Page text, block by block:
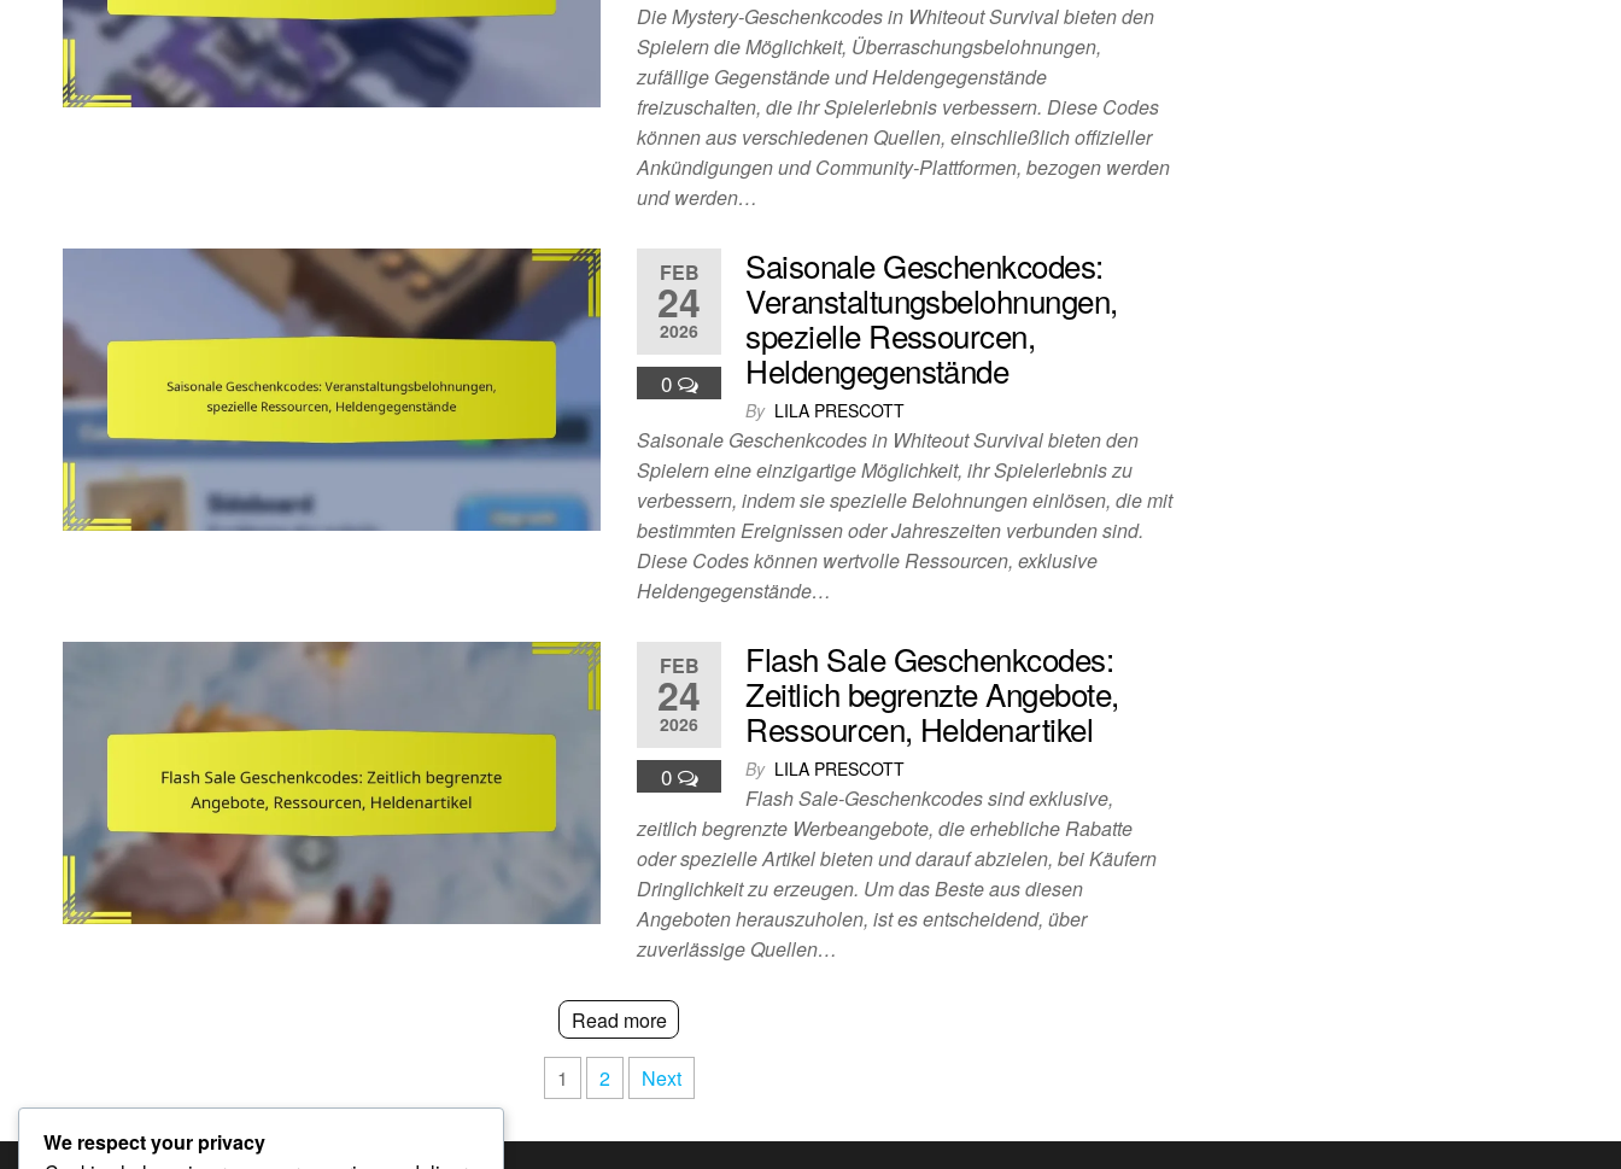
Die Mystery-Geschenkcodes in Whiteout Survival bieten den
Spielern die Möglichkeit, Überraschungsbelohnungen,
zufällige Gegenstände und Heldengegenstände
freizuschalten, die ihr Spielerlebnis verbessern. Diese Codes
können aus verschiedenen Quellen, einschließlich offizieller
Ankündigungen und Community-Plattformen, bezogen werden
und werden…
FEB
24
2026
0
Saisonale Geschenkcodes:
Veranstaltungsbelohnungen,
spezielle Ressourcen,
Heldengegenstände
By LILA PRESCOTT
Saisonale Geschenkcodes in Whiteout Survival bieten den
Spielern eine einzigartige Möglichkeit, ihr Spielerlebnis zu
verbessern, indem sie spezielle Belohnungen einlösen, die mit
bestimmten Ereignissen oder Jahreszeiten verbunden sind.
Diese Codes können wertvolle Ressourcen, exklusive
Heldengegenstände…
FEB
24
2026
0
Flash Sale Geschenkcodes:
Zeitlich begrenzte Angebote,
Ressourcen, Heldenartikel
By LILA PRESCOTT
Flash Sale-Geschenkcodes sind exklusive,
zeitlich begrenzte Werbeangebote, die erhebliche Rabatte
oder spezielle Artikel bieten und darauf abzielen, bei Käufern
Dringlichkeit zu erzeugen. Um das Beste aus diesen
Angeboten herauszuholen, ist es entscheidend, über
zuverlässige Quellen…
Read more
pagination
1 2 Next
We respect your privacy